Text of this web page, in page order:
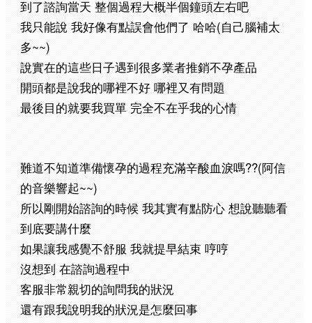
到了諮詢當天 整個過程大概半個鐘頭左右吧
我只能說 我好像有點誤會他們了 哈哈(自己腦補太
多~~)
說實在的這些日子遇到很多業者推銷不孕產品
開頭都是說我的哪裡不好 哪裡又有問題
最後目的就要我買單 完全不在乎我的心情
難道不知道準備懷孕的過程充滿辛酸血淚嗎??(阿信
的音樂響起~~)
所以剛開始諮詢的時候 我其實有點防心 想說聽聽看
到底要講什麼
如果讓我感覺不舒服 我就提早結束 哼哼
沒想到 在諮詢過程中
客服非常親切的詢問我的狀況
還有跟我說明我的狀況是怎麼回事